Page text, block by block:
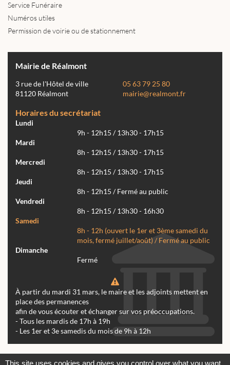
Service Funéraire
Numéros utiles
Permission de voirie ou de stationnement
Mairie de Réalmont
3 rue de l'Hôtel de ville
81120 Réalmont
05 63 79 25 80
mairie@realmont.fr
Horaires du secrétariat
Lundi
9h - 12h15 / 13h30 - 17h15
Mardi
8h - 12h15 / 13h30 - 17h15
Mercredi
8h - 12h15 / 13h30 - 17h15
Jeudi
8h - 12h15 / Fermé au public
Vendredi
8h - 12h15 / 13h30 - 16h30
Samedi
8h - 12h (ouvert le 1er et 3ème samedi du
mois, fermé juillet/août) / Fermé au public
Dimanche
Fermé
À partir du mardi 31 mars, le maire et les adjoints mettent en
place des permanences
afin de vous écouter et échanger sur vos préoccupations.
- Tous les mardis de 17h à 19h
- Les 1er et 3e samedis du mois de 9h à 12h
This site uses cookies and gives you control over what you want